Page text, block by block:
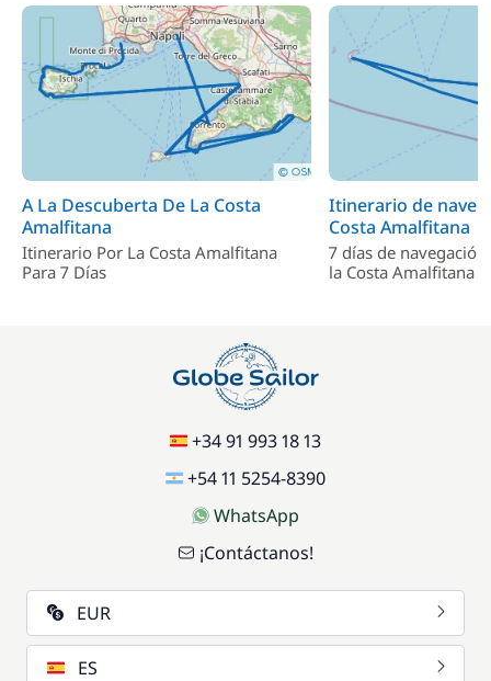
A La Descuberta De La Costa
Amalfitana
Itinerario Por La Costa Amalfitana
Para 7 Días
Itinerario de
Costa Amalfitana
7 días de
la Costa Amalfitana
+34 91 993 18 13
+54 11 5254-8390
WhatsApp
¡Contáctanos!
EUR
ES